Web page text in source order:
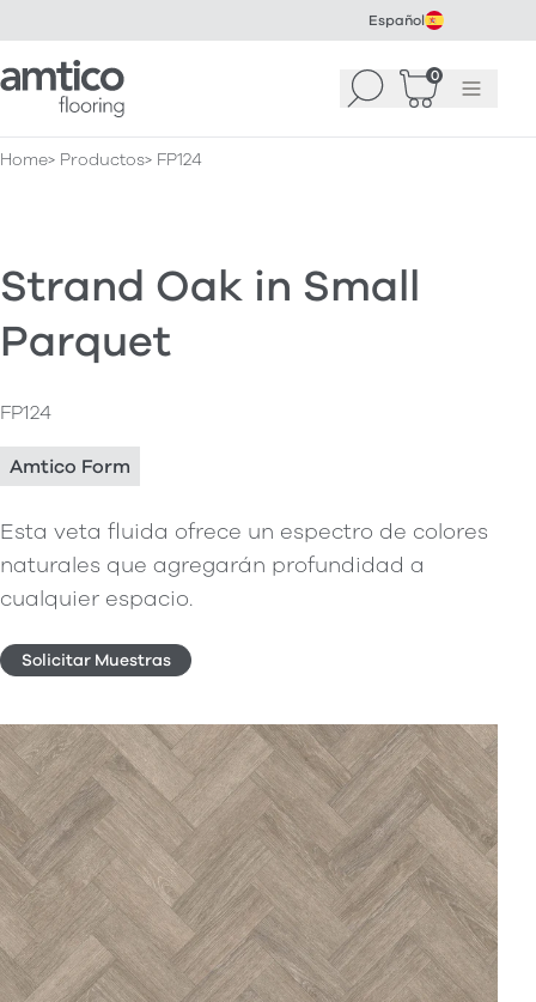
Español
Amtico Flooring Buscar 0
Cesta (0)
Menú
Home Productos FP124
Strand Oak in Small
Parquet
FP124
Amtico Form
Esta veta fluida ofrece un espectro de colores
naturales que agregarán profundidad a
cualquier espacio.
Solicitar Muestras